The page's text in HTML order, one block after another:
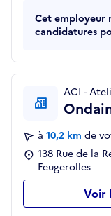
Cet employeur
candidatures
ACI -
à 10,2 km de
138 Rue de la
Feugerolles
Voir